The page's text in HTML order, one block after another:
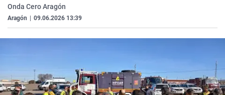
Onda Cero Aragón
Aragón 09.06.2026 13:39